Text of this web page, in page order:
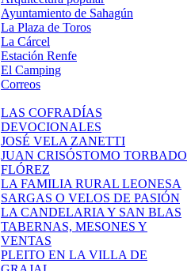
Ayuntamiento de Sahagún
La Plaza de Toros
La Cárcel
Estación Renfe
El Camping
Correos
LAS COFRADÍAS
DEVOCIONALES
JOSÉ VELA ZANETTI
JUAN CRISÓSTOMO TORBADO
FLÓREZ
LA FAMILIA RURAL LEONESA
SARGAS O VELOS DE PASIÓN
LA CANDELARIA Y SAN BLAS
TABERNAS, MESONES Y
VENTAS
PLEITO EN LA VILLA DE